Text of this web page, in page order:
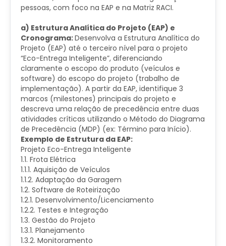
pessoas, com foco na EAP e na Matriz RACI.
a) Estrutura Analítica do Projeto (EAP) e
Cronograma:Desenvolva a Estrutura Analítica do
Projeto (EAP) até o terceiro nível para o projeto
“Eco-Entrega Inteligente”, diferenciando
claramente o escopo do produto (veículos e
software) do escopo do projeto (trabalho de
implementação). A partir da EAP, identifique 3
marcos (milestones) principais do projeto e
descreva uma relação de precedência entre duas
atividades críticas utilizando o Método do Diagrama
de Precedência (MDP) (ex: Término para Início).
Exemplo de Estrutura da EAP:
Projeto Eco-Entrega Inteligente
1.1. Frota Elétrica
1.1.1. Aquisição de Veículos
1.1.2. Adaptação da Garagem
1.2. Software de Roteirização
1.2.1. Desenvolvimento/Licenciamento
1.2.2. Testes e Integração
1.3. Gestão do Projeto
1.3.1. Planejamento
1.3.2. Monitoramento